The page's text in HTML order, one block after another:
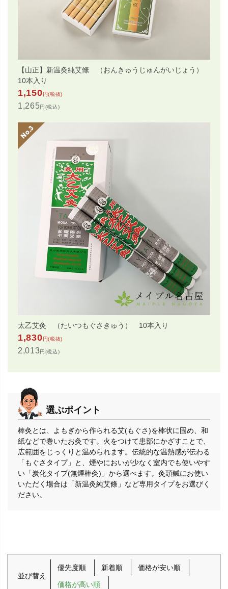
【山正】新温灸純艾絛 （おんきゅうじゅんがいじょう）
10本入り
1,150円(税抜)
1,265円(税込)
太乙艾灸 （たいつもぐさきゅう） 10本入り
1,830円(税抜)
2,013円(税込)
選ぶポイント
棒灸とは、よもぎから作られる艾(もぐさ)を棒状に固め、和
紙などで巻いたお灸です。火をつけて患部にかざすことで、
広範囲をじっくりと温められます。伝統的な温熱感が伝わる
「もぐさタイプ」と、煙やにおいが少なく室内でも使いやす
い「炭化タイプ(無煙棒灸)」から選べます。灸頭鍼にお使い
いただく場合は「新温灸純艾條」など専用タイプをお選びく
ださい。
並び替え
優先度順 新着順 価格が安い順
価格が高い順